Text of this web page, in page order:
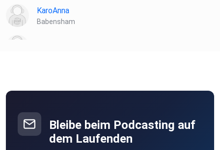
KaroAnna
Babensham
Wien
sabs4u
Wien
Bleibe beim Podcasting auf
dem Laufenden